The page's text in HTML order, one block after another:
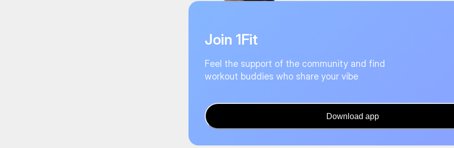
Join 1Fit
Feel the support of the community and find
workout buddies who share your vibe
Download app